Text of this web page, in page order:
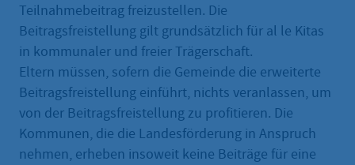
Teilnahmebeitrag freizustellen. Die
Beitragsfreistellung gilt grundsätzlich für al le Kitas
in kommunaler und freier Trägerschaft.
Eltern müssen, sofern die Gemeinde die erweiterte
Beitragsfreistellung einführt, nichts veranlassen, um
von der Beitragsfreistellung zu profitieren. Die
Kommunen, die die Landesförderung in Anspruch
nehmen, erheben insoweit keine Beiträge für eine